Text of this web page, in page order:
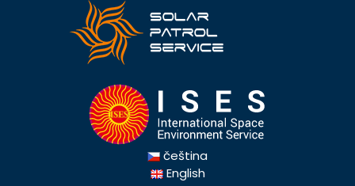
čeština
English